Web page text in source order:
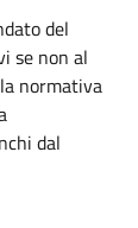
del
se non al
normativa
dal